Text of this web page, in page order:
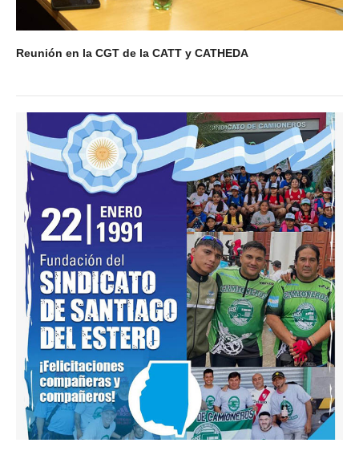
Reunión en la CGT de la CATT y CATHEDA